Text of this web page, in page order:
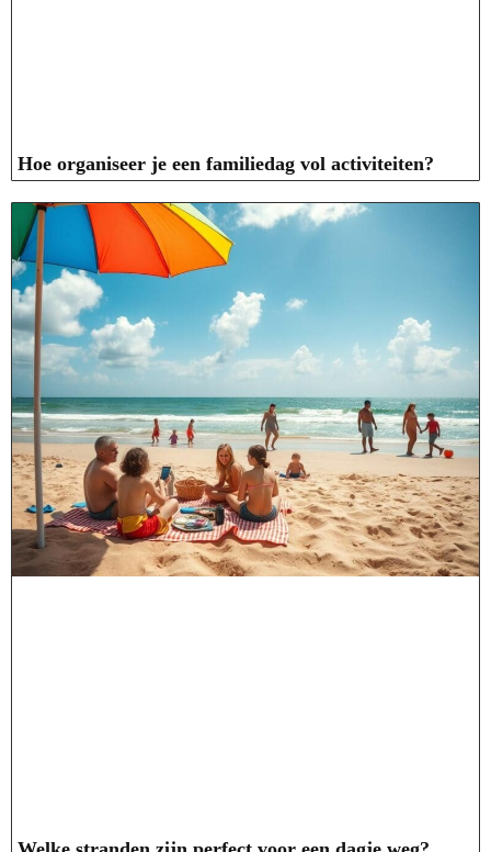
Hoe organiseer je een familiedag vol activiteiten?